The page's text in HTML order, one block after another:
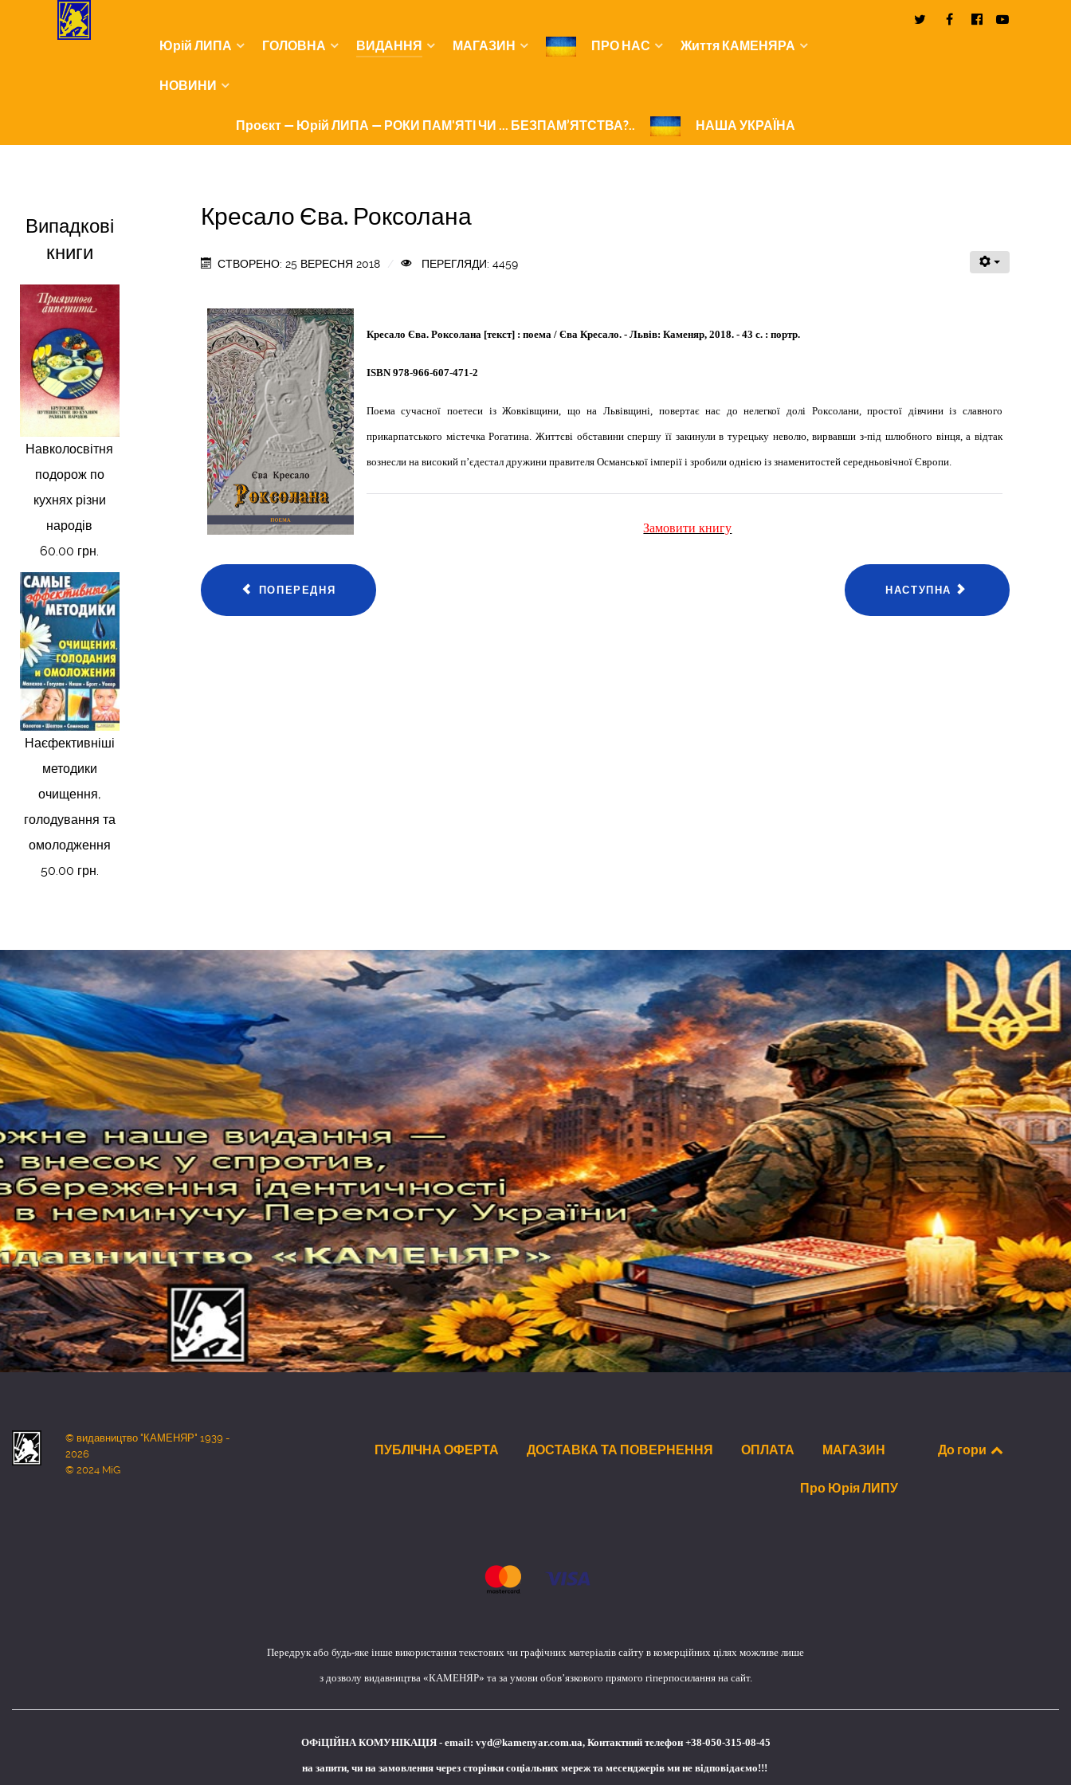
Юрій ЛИПА ГОЛОВНА ВИДАННЯ МАГАЗИН ПРО НАС Життя КАМЕНЯРА
НОВИНИ
Проєкт — Юрій ЛИПА — РОКИ ПАМ'ЯТІ ЧИ ... БЕЗПАМ’ЯТСТВА?.. НАША УКРАЇНА
Випадкові
книги
Навколосвітня
подорож по
кухнях різни
народів
60.00 грн.
Наєфективніші
методики
очищення,
голодування та
омолодження
50.00 грн.
Кресало Єва. Роксолана
СТВОРЕНО: 25 ВЕРЕСНЯ 2018 ПЕРЕГЛЯДИ: 4459
Кресало Єва. Роксолана [текст] : поема / Єва Кресало. - Львів: Каменяр, 2018. - 43 с. : портр.
ISBN 978-966-607-471-2
Поема сучасної поетеси із Жовківщини, що на Львівщині, повертає нас до нелегкої долі Роксолани, простої дівчини із славного
прикарпатського містечка Рогатина. Життєві обставини спершу її закинули в турецьку неволю, вирвавши з-під шлюбного вінця, а відтак
вознесли на високий п’єдестал дружини правителя Османської імперії і зробили однією із знаменитостей середньовічної Європи.
Замовити книгу
ПОПЕРЕДНЯ НАСТУПНА
© видавництво "КАМЕНЯР" 1939 -
2026
© 2024 MiG
ПУБЛІЧНА ОФЕРТА ДОСТАВКА ТА ПОВЕРНЕННЯ ОПЛАТА МАГАЗИН
Про Юрія ЛИПУ
До гори
Передрук або будь-яке інше використання текстових чи графічних матеріалів сайту в комерційних цілях можливе лише
з дозволу видавництва «КАМЕНЯР» та за умови обов’язкового прямого гіперпосилання на сайт.
ОФіЦІЙНА КОМУНІКАЦІЯ - email: vyd@kamenyar.com.ua, Контактний телефон +38-050-315-08-45
на запити, чи на замовлення через сторінки соціальних мереж та месенджерів ми не відповідаємо!!!